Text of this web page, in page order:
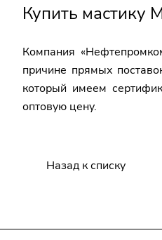
Купить мастику
Компания
причине прямых
который имеем
оптовую цену.
Назад к списку